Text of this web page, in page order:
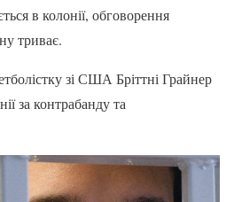
в колонії, обговорення
триває.
зі США Бріттні Грайнер
за контрабанду та